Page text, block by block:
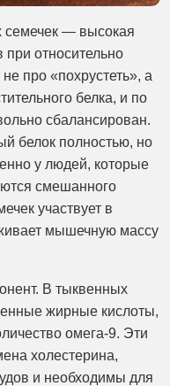
семечек — высокая
относительно
про «похрустеть», а
белка, и по
сбалансирован.
белок полностью, но
у людей, которые
смешанного
участвует в
мышечную массу
В тыквенных
жирные кислоты,
омега-9. Эти
холестерина,
и необходимы для